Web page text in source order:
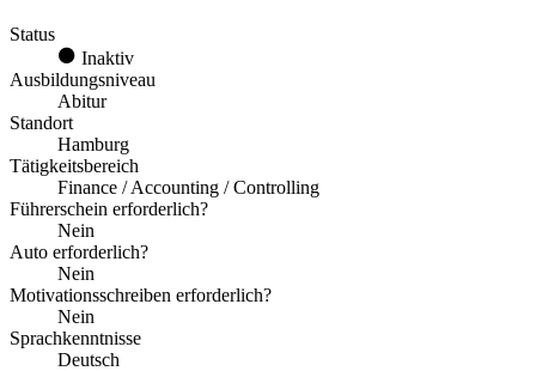
Status
Inaktiv
Ausbildungsniveau
Abitur
Standort
Hamburg
Tätigkeitsbereich
Finance / Accounting / Controlling
Führerschein erforderlich?
Nein
Auto erforderlich?
Nein
Motivationsschreiben erforderlich?
Nein
Sprachkenntnisse
Deutsch